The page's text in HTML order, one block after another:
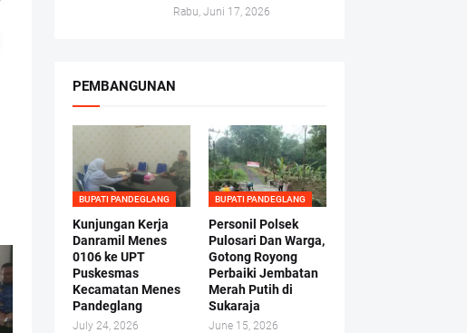
Rabu, Juni 17, 2026
PEMBANGUNAN
BUPATI PANDEGLANG
Kunjungan Kerja
Danramil Menes
0106 ke UPT
Puskesmas
Kecamatan Menes
Pandeglang
July 24, 2026
BUPATI PANDEGLANG
Personil Polsek
Pulosari Dan Warga,
Gotong Royong
Perbaiki Jembatan
Merah Putih di
Sukaraja
June 15, 2026